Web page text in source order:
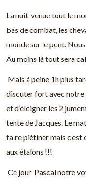
La nuit venue tout le
bas de combat, les
monde sur le pont.
Au moins là tout sera
Mais à peine 1h plus
discuter fort avec notre
et d’éloigner les 2
tente de Jacques. Le
faire piétiner mais c’est
aux étalons !!!
Ce jour Pascal notre